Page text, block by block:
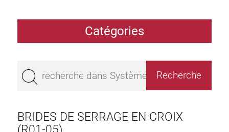
Catégories
Aluminium Tubes
BRIDES DE SERRAGE EN CROIX